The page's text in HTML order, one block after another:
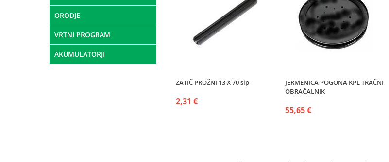
ORODJE
VRTNI PROGRAM
AKUMULATORJI
ZATIČ PROŽNI 13 X 70 sip
2,31 €
JERMENICA POGONA KPL TRAČNI
OBRAČALNIK
55,65 €